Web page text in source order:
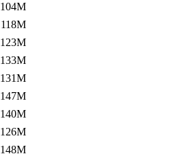
104M
118M
123M
133M
131M
147M
140M
126M
148M